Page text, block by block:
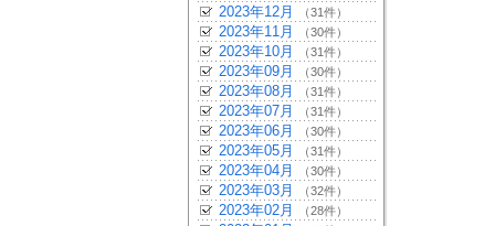
2023年12月 （31件）
2023年11月 （30件）
2023年10月 （31件）
2023年09月 （30件）
2023年08月 （31件）
2023年07月 （31件）
2023年06月 （30件）
2023年05月 （31件）
2023年04月 （30件）
2023年03月 （32件）
2023年02月 （28件）